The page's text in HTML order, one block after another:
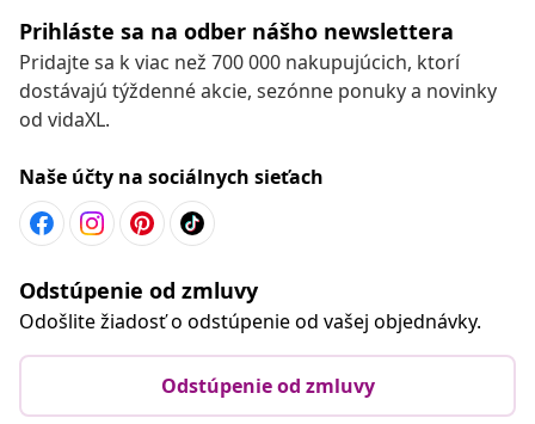
Prihláste sa na odber nášho newslettera
Pridajte sa k viac než 700 000 nakupujúcich, ktorí
dostávajú týždenné akcie, sezónne ponuky a novinky
od vidaXL.
Naše účty na sociálnych sieťach
Odstúpenie od zmluvy
Odošlite žiadosť o odstúpenie od vašej objednávky.
Odstúpenie od zmluvy